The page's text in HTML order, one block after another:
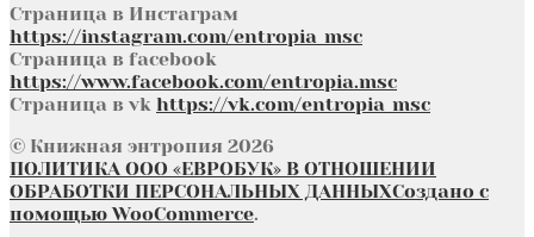
Страница в Инстаграм
https://instagram.com/entropia_msc
Страница в facebook
https://www.facebook.com/entropia.msc
Страница в vk https://vk.com/entropia_msc
© Книжная энтропия 2026
ПОЛИТИКА ООО «ЕВРОБУК» В ОТНОШЕНИИ
ОБРАБОТКИ ПЕРСОНАЛЬНЫХ ДАННЫХСоздано с
помощью WooCommerce.